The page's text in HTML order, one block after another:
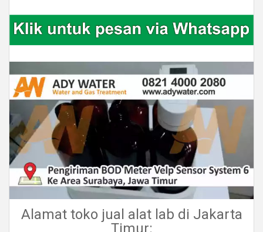
Alamat toko jual alat lab di Jakarta
Timur: